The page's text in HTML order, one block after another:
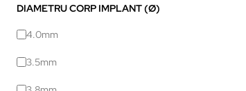
DIAMETRU CORP IMPLANT (Ø)
4.0mm
3.5mm